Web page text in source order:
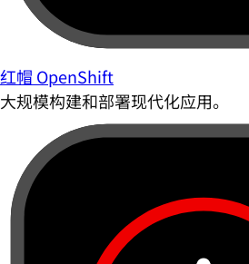
红帽 OpenShift
大规模构建和部署现代化应用。